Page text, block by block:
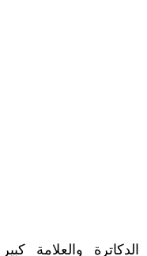
الدكاترة والعلامة